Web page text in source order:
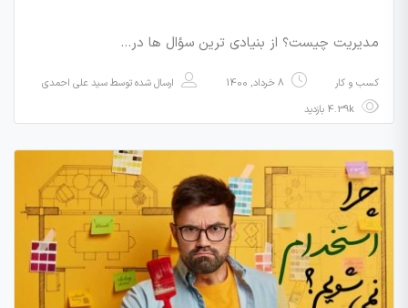
مدیریت چیست؟ از بنیادی ترین سؤال ها در…
کسب و کار 8 خرداد, 1400 ارسال شده توسطسید علی احمدی